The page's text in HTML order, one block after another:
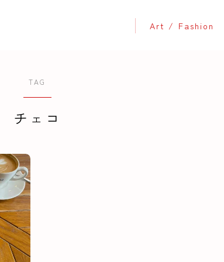
Art / Fashion
TAG
チェコ